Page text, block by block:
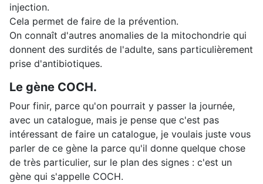
injection.
Cela permet de faire de la prévention.
On connaît d'autres anomalies de la mitochondrie qui
donnent des surdités de l'adulte, sans particulièrement
prise d'antibiotiques.
Le gène COCH.
Pour finir, parce qu'on pourrait y passer la journée,
avec un catalogue, mais je pense que c'est pas
intéressant de faire un catalogue, je voulais juste vous
parler de ce gène la parce qu'il donne quelque chose
de très particulier, sur le plan des signes : c'est un
gène qui s'appelle COCH.